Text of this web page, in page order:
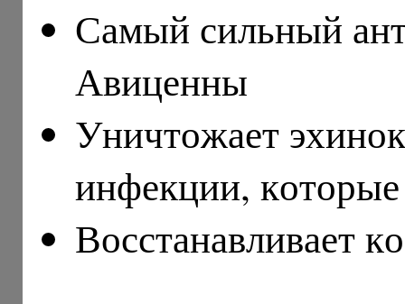
Самый сильный
Авиценны
Уничтожает
инфекции,
Восстанавливает